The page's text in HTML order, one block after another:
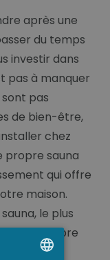
après une
du temps
investir dans
pas à manquer
pas
de bien-être,
chez
propre sauna
qui offre
maison.
le plus
votre propre